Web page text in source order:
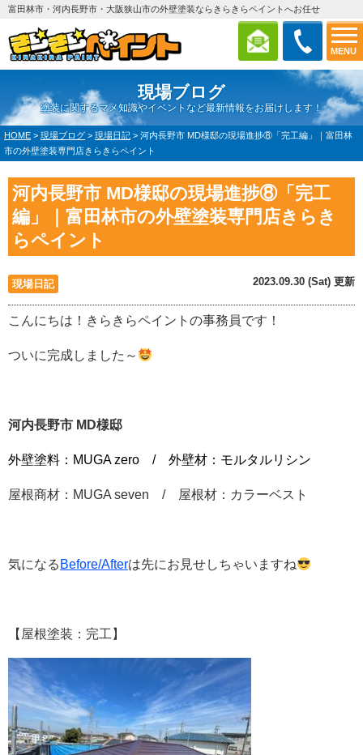
MENU
富田林市・河内長野市・大阪狭山市の外壁塗装ならきらきらペイントへお任せ
現場ブログ
塗装に関するマメ知識やイベントなど最新情報をお届けします！
HOME > 現場ブログ > 現場日記 > 河内長野市 MD様邸の現場進捗⑧「完工編」｜富田林
市の外壁塗装専門店きらきらペイント
河内長野市 MD様邸の現場進捗⑧「完工
編」｜富田林市の外壁塗装専門店きらき
らペイント
現場日記 2023.09.30 (Sat) 更新
こんにちは！きらきらペイントの事務員です！
ついに完成しました～
河内長野市 MD様邸
外壁塗料：MUGA zero / 外壁材：モルタルリシン
屋根商材：MUGA seven / 屋根材：カラーベスト
気になる Before/Afterは先にお見せしちゃいますね
【屋根塗装：完工】